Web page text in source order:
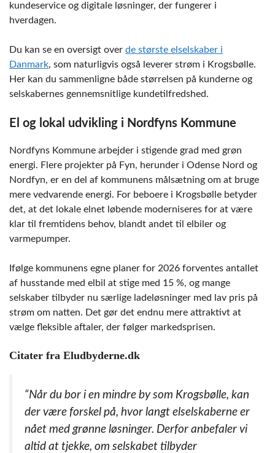
kundeservice og digitale løsninger, der fungerer i
hverdagen.
Du kan se en oversigt over de største elselskaber i
Danmark, som naturligvis også leverer strøm i Krogsbølle.
Her kan du sammenligne både størrelsen på kunderne og
selskabernes gennemsnitlige kundetilfredshed.
El og lokal udvikling i Nordfyns Kommune
Nordfyns Kommune arbejder i stigende grad med grøn
energi. Flere projekter på Fyn, herunder i Odense Nord og
Nordfyn, er en del af kommunens målsætning om at bruge
mere vedvarende energi. For beboere i Krogsbølle betyder
det, at det lokale elnet løbende moderniseres for at være
klar til fremtidens behov, blandt andet til elbiler og
varmepumper.
Ifølge kommunens egne planer for 2026 forventes antallet
af husstande med elbil at stige med 15 %, og mange
selskaber tilbyder nu særlige ladeløsninger med lav pris på
strøm om natten. Det gør det endnu mere attraktivt at
vælge fleksible aftaler, der følger markedsprisen.
Citater fra Eludbyderne.dk
“Når du bor i en mindre by som Krogsbølle, kan
der være forskel på, hvor langt elselskaberne er
nået med grønne løsninger. Derfor anbefaler vi
altid at tjekke, om selskabet tilbyder